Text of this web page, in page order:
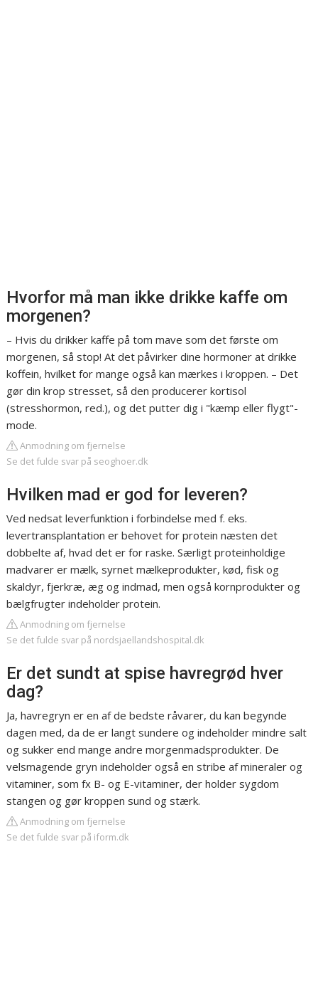
Hvorfor må man ikke drikke kaffe om
morgenen?
– Hvis du drikker kaffe på tom mave som det første om
morgenen, så stop! At det påvirker dine hormoner at drikke
koffein, hvilket for mange også kan mærkes i kroppen. – Det
gør din krop stresset, så den producerer kortisol
(stresshormon, red.), og det putter dig i "kæmp eller flygt"-
mode.
Anmodning om fjernelse
Se det fulde svar på seoghoer.dk
Hvilken mad er god for leveren?
Ved nedsat leverfunktion i forbindelse med f. eks.
levertransplantation er behovet for protein næsten det
dobbelte af, hvad det er for raske. Særligt proteinholdige
madvarer er mælk, syrnet mælkeprodukter, kød, fisk og
skaldyr, fjerkræ, æg og indmad, men også kornprodukter og
bælgfrugter indeholder protein.
Anmodning om fjernelse
Se det fulde svar på nordsjaellandshospital.dk
Er det sundt at spise havregrød hver
dag?
Ja, havregryn er en af de bedste råvarer, du kan begynde
dagen med, da de er langt sundere og indeholder mindre salt
og sukker end mange andre morgenmadsprodukter. De
velsmagende gryn indeholder også en stribe af mineraler og
vitaminer, som fx B- og E-vitaminer, der holder sygdom
stangen og gør kroppen sund og stærk.
Anmodning om fjernelse
Se det fulde svar på iform.dk